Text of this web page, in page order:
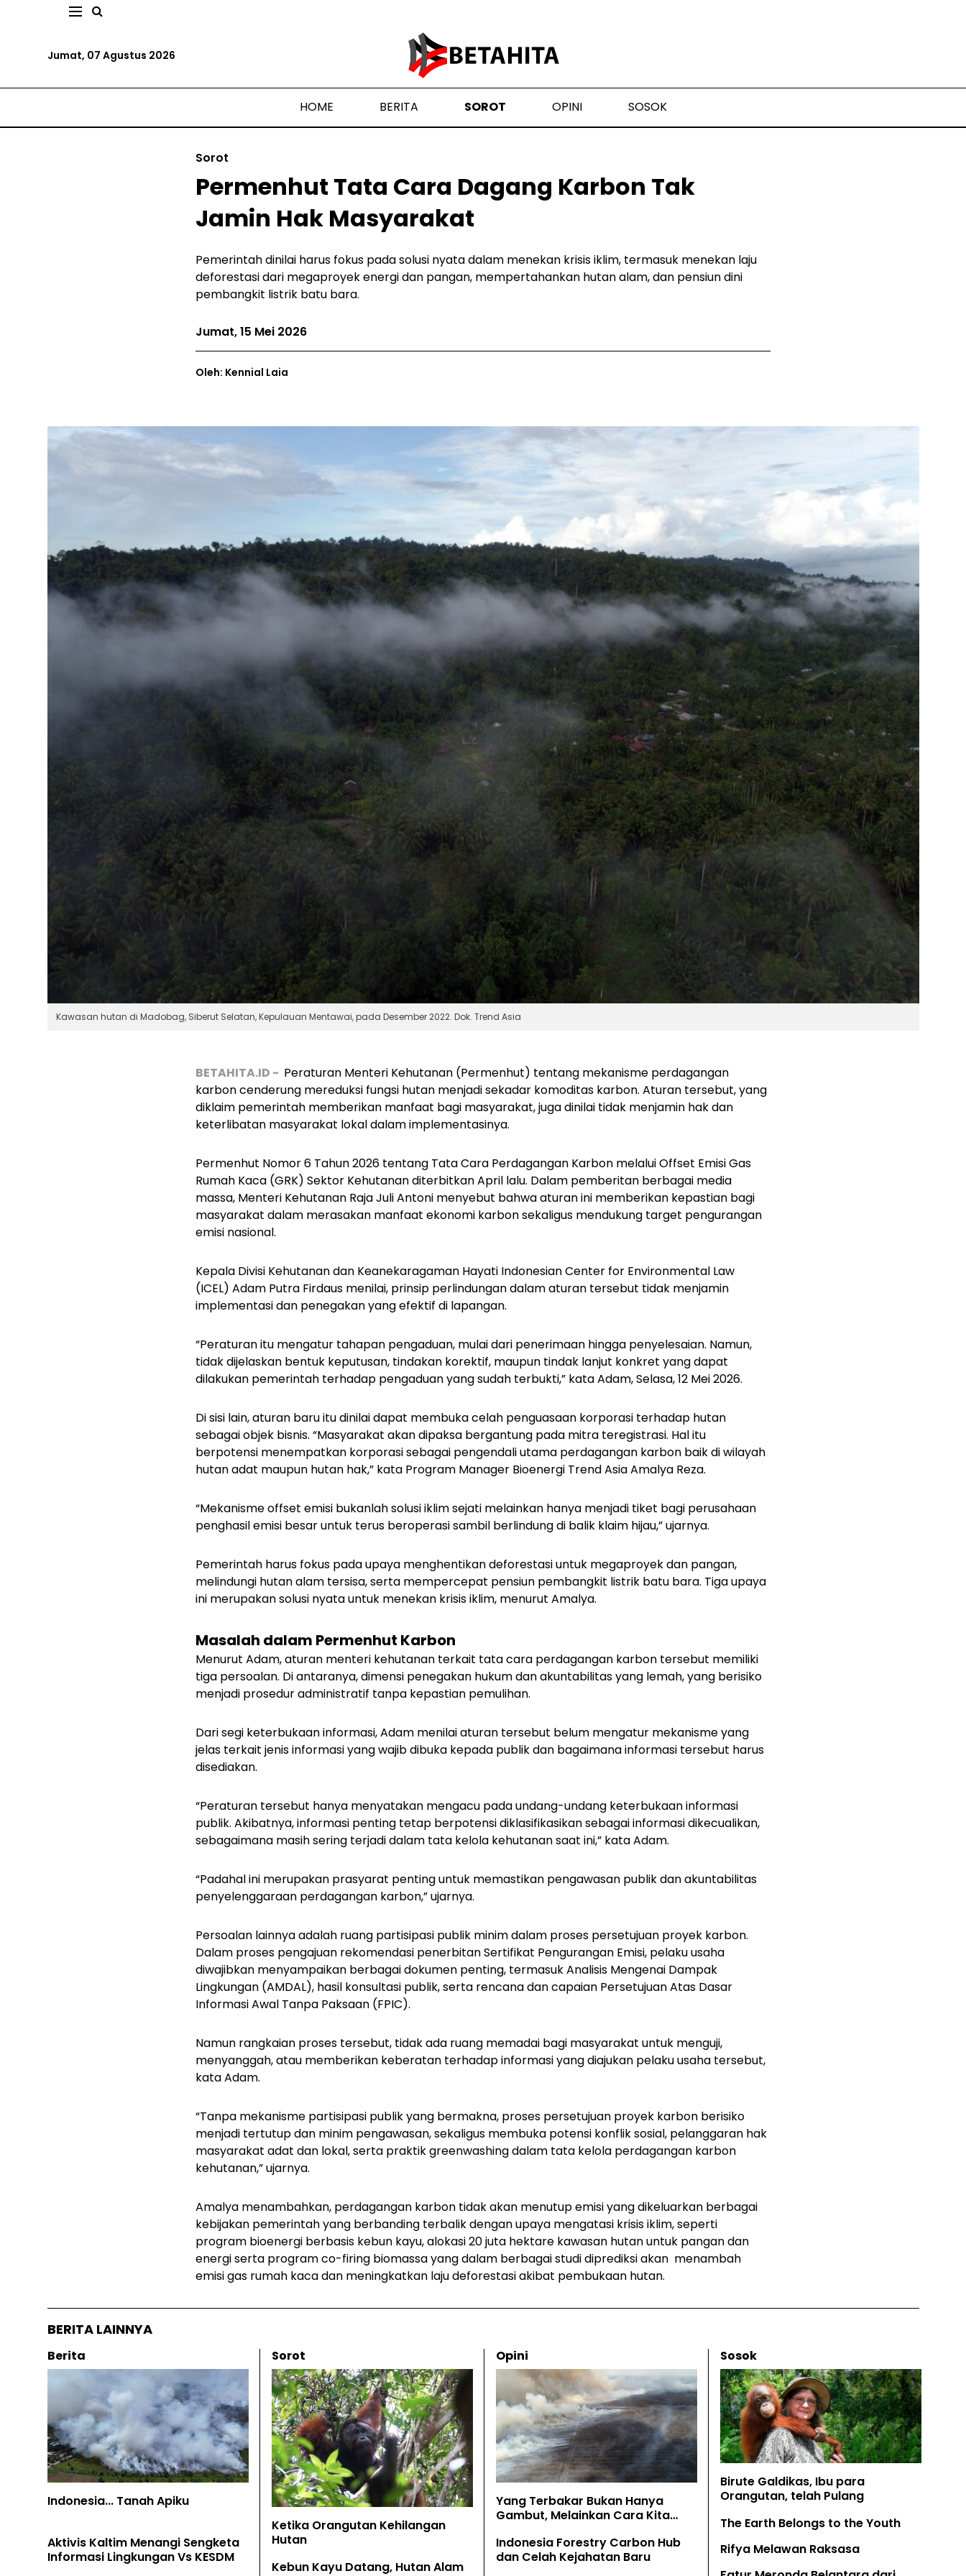
Jumat, 07 Agustus 2026
HOME BERITA SOROT OPINI SOSOK
Sorot
Permenhut Tata Cara Dagang Karbon Tak
Jamin Hak Masyarakat
Pemerintah dinilai harus fokus pada solusi nyata dalam menekan krisis iklim, termasuk menekan laju
deforestasi dari megaproyek energi dan pangan, mempertahankan hutan alam, dan pensiun dini
pembangkit listrik batu bara.
Jumat, 15 Mei 2026
Oleh: Kennial Laia
Kawasan hutan di Madobag, Siberut Selatan, Kepulauan Mentawai, pada Desember 2022. Dok. Trend Asia
BETAHITA.ID - Peraturan Menteri Kehutanan (Permenhut) tentang mekanisme perdagangan
karbon cenderung mereduksi fungsi hutan menjadi sekadar komoditas karbon. Aturan tersebut, yang
diklaim pemerintah memberikan manfaat bagi masyarakat, juga dinilai tidak menjamin hak dan
keterlibatan masyarakat lokal dalam implementasinya.
Permenhut Nomor 6 Tahun 2026 tentang Tata Cara Perdagangan Karbon melalui Offset Emisi Gas
Rumah Kaca (GRK) Sektor Kehutanan diterbitkan April lalu. Dalam pemberitan berbagai media
massa, Menteri Kehutanan Raja Juli Antoni menyebut bahwa aturan ini memberikan kepastian bagi
masyarakat dalam merasakan manfaat ekonomi karbon sekaligus mendukung target pengurangan
emisi nasional.
Kepala Divisi Kehutanan dan Keanekaragaman Hayati Indonesian Center for Environmental Law
(ICEL) Adam Putra Firdaus menilai, prinsip perlindungan dalam aturan tersebut tidak menjamin
implementasi dan penegakan yang efektif di lapangan.
“Peraturan itu mengatur tahapan pengaduan, mulai dari penerimaan hingga penyelesaian. Namun,
tidak dijelaskan bentuk keputusan, tindakan korektif, maupun tindak lanjut konkret yang dapat
dilakukan pemerintah terhadap pengaduan yang sudah terbukti,” kata Adam, Selasa, 12 Mei 2026.
Di sisi lain, aturan baru itu dinilai dapat membuka celah penguasaan korporasi terhadap hutan
sebagai objek bisnis. “Masyarakat akan dipaksa bergantung pada mitra teregistrasi. Hal itu
berpotensi menempatkan korporasi sebagai pengendali utama perdagangan karbon baik di wilayah
hutan adat maupun hutan hak,” kata Program Manager Bioenergi Trend Asia Amalya Reza.
“Mekanismeoffset emisi bukanlah solusi iklim sejati melainkan hanya menjadi tiket bagi perusahaan
penghasil emisi besar untuk terus beroperasi sambil berlindung di balik klaim hijau,” ujarnya.
Pemerintah harus fokus pada upaya menghentikan deforestasi untuk megaproyek dan pangan,
melindungi hutan alam tersisa, serta mempercepat pensiun pembangkit listrik batu bara. Tiga upaya
ini merupakan solusi nyata untuk menekan krisis iklim, menurut Amalya.
Masalah dalam Permenhut Karbon
Menurut Adam, aturan menteri kehutanan terkait tata cara perdagangan karbon tersebut memiliki
tiga persoalan. Di antaranya, dimensi penegakan hukum dan akuntabilitas yang lemah, yang berisiko
menjadi prosedur administratif tanpa kepastian pemulihan.
Dari segi keterbukaan informasi, Adam menilai aturan tersebut belum mengatur mekanisme yang
jelas terkait jenis informasi yang wajib dibuka kepada publik dan bagaimana informasi tersebut harus
disediakan.
“Peraturan tersebut hanya menyatakan mengacu pada undang-undang keterbukaan informasi
publik. Akibatnya, informasi penting tetap berpotensi diklasifikasikan sebagai informasi dikecualikan,
sebagaimana masih sering terjadi dalam tata kelola kehutanan saat ini,” kata Adam.
“Padahal ini merupakan prasyarat penting untuk memastikan pengawasan publik dan akuntabilitas
penyelenggaraan perdagangan karbon,” ujarnya.
Persoalan lainnya adalah ruang partisipasi publik minim dalam proses persetujuan proyek karbon.
Dalam proses pengajuan rekomendasi penerbitan Sertifikat Pengurangan Emisi, pelaku usaha
diwajibkan menyampaikan berbagai dokumen penting, termasuk Analisis Mengenai Dampak
Lingkungan (AMDAL), hasil konsultasi publik, serta rencana dan capaian Persetujuan Atas Dasar
Informasi Awal Tanpa Paksaan (FPIC).
Namun rangkaian proses tersebut, tidak ada ruang memadai bagi masyarakat untuk menguji,
menyanggah, atau memberikan keberatan terhadap informasi yang diajukan pelaku usaha tersebut,
kata Adam.
“Tanpa mekanisme partisipasi publik yang bermakna, proses persetujuan proyek karbon berisiko
menjadi tertutup dan minim pengawasan, sekaligus membuka potensi konflik sosial, pelanggaran hak
masyarakat adat dan lokal, serta praktikgreenwashingdalam tata kelola perdagangan karbon
kehutanan,” ujarnya.
Amalya menambahkan, perdagangan karbon tidak akan menutup emisi yang dikeluarkan berbagai
kebijakan pemerintah yang berbanding terbalik dengan upaya mengatasi krisis iklim, seperti
program bioenergi berbasis kebun kayu, alokasi 20 juta hektare kawasan hutan untuk pangan dan
energi serta programco-firing biomassa yang dalam berbagai studi diprediksi akan menambah
emisi gas rumah kaca dan meningkatkan laju deforestasi akibat pembukaan hutan.
BERITA LAINNYA
Berita
Indonesia... Tanah Apiku
Aktivis Kaltim Menangi Sengketa
Informasi Lingkungan Vs KESDM
Sorot
Ketika Orangutan Kehilangan
Hutan
Kebun Kayu Datang, Hutan Alam
Opini
Yang Terbakar Bukan Hanya
Gambut, Melainkan Cara Kita
Indonesia Forestry Carbon Hub
dan Celah Kejahatan Baru
Sosok
Birute Galdikas, Ibu para
Orangutan, telah Pulang
The Earth Belongs to the Youth
Rifya Melawan Raksasa